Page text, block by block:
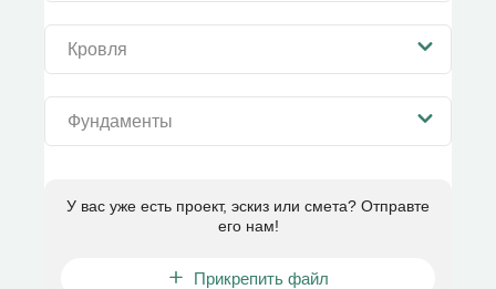
Кровля
Фундаменты
У вас уже есть проект, эскиз или смета? Отправте
его нам!
Прикрепить файл